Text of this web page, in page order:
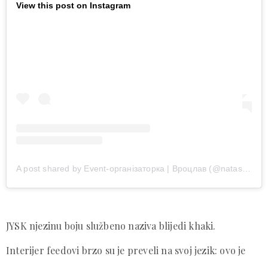
View this post on Instagram
JYSK njezinu boju službeno naziva blijedi khaki.
Interijer feedovi brzo su je preveli na svoj jezik: ovo je